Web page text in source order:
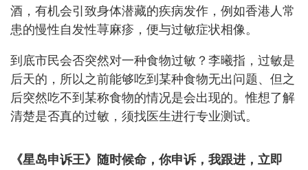
酒，有机会引致身体潜藏的疾病发作，例如香港人常
患的慢性自发性荨麻疹，便与过敏症状相像。
到底市民会否突然对一种食物过敏？李曦指，过敏是
后天的，所以之前能够吃到某种食物无出问题、但之
后突然吃不到某称食物的情况是会出现的。惟想了解
清楚是否真的过敏，须找医生进行专业测试。
《星岛申诉王》随时候命，你申诉，我跟进，立即